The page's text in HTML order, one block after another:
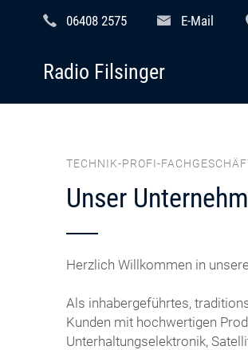
06408 2575 E-Mail
Radio Filsinger
TECHNIK-PROFI-
Unser
Herzlich Willkommen in
Als inhabergeführtes,
Kunden mit hochwertigen
Unterhaltungselektronik,